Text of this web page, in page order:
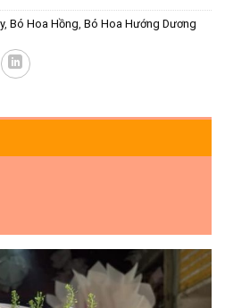
, Bó Hoa Hồng Bó Hoa Hướng Dương